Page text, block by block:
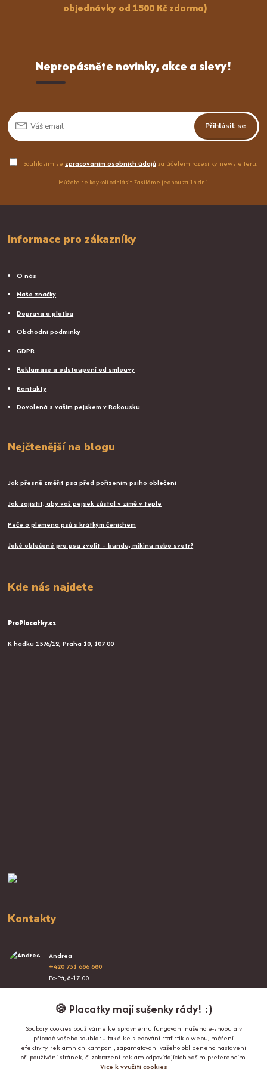
objednávky od 1500 Kč zdarma)
Nepropásněte novinky, akce a slevy!
Přihlásit se
Souhlasím se zpracováním osobních údajůza účelem rozesílky newsletteru.
Můžete se kdykoli odhlásit. Zasíláme jednou za 14 dní.
Informace pro zákazníky
O nás
Naše značky
Doprava a platba
Obchodní podmínky
GDPR
Reklamace a odstoupení od smlouvy
Kontakty
Dovolená s vaším pejskem v Rakousku
Nejčtenější na blogu
Jak přesně změřit psa před pořízením psího oblečení
Jak zajistit, aby váš pejsek zůstal v zimě v teple
Péče o plemena psů s krátkým čenichem
Jaké oblečené pro psa zvolit – bundu, mikinu nebo svetr?
Kde nás najdete
ProPlacatky.cz
K hádku 1576/12, Praha 10, 107 00
Kontakty
Andrea
+420 731 686 680
Po-Pá, 8-17:00
info@proplacatky.cz🍪 Placatky mají sušenky rády! :)
Soubory cookies používáme ke správnému fungování našeho e-shopu a v
případě vašeho souhlasu také ke sledování statistik o webu, měření
efektivity reklamních kampaní, zapamatování vašeho oblíbeného nastavení
při používání stránek, či zobrazení reklam odpovídajících vašim preferencím.
Více k využití cookies